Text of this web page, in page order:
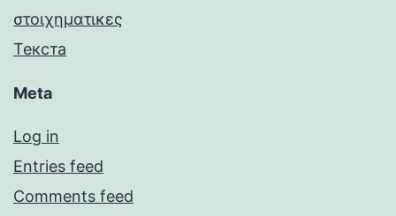
στοιχηματικες
Текста
Meta
Log in
Entries feed
Comments feed